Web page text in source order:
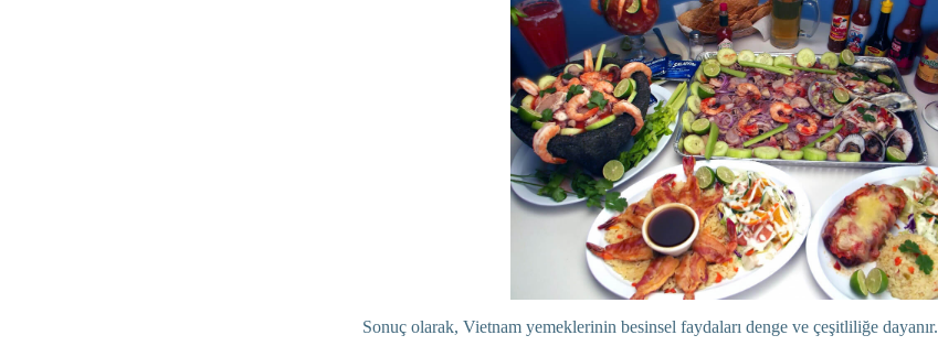
Sonuç olarak, Vietnam yemeklerinin besinsel faydaları denge ve çeşitliliğe dayanır.